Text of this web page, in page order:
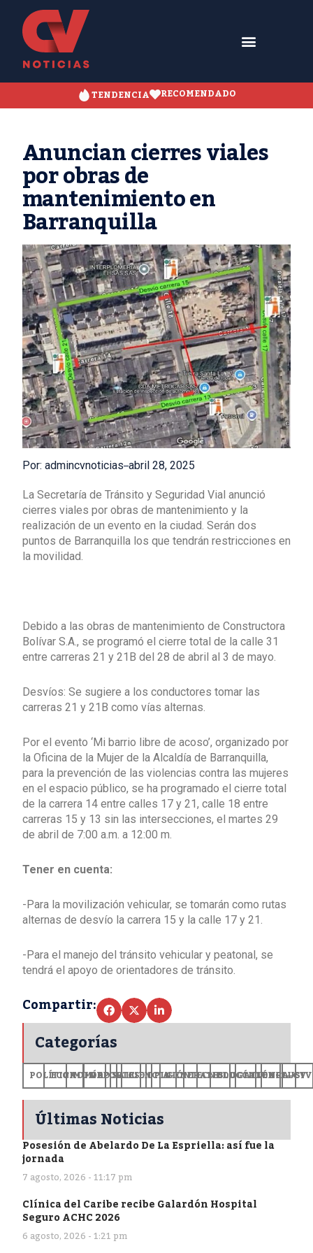
TENDENCIA RECOMENDADO
Anuncian cierres viales
por obras de
mantenimiento en
Barranquilla
Por: admincvnoticias abril 28, 2025
La Secretaría de Tránsito y Seguridad Vial anunció
cierres viales por obras de mantenimiento y la
realización de un evento en la ciudad. Serán dos
puntos de Barranquilla los que tendrán restricciones en
la movilidad.
Debido a las obras de mantenimiento de Constructora
Bolívar S.A., se programó el cierre total de la calle 31
entre carreras 21 y 21B del 28 de abril al 3 de mayo.
Desvíos: Se sugiere a los conductores tomar las
carreras 21 y 21B como vías alternas.
Por el evento ‘Mi barrio libre de acoso’, organizado por
la Oficina de la Mujer de la Alcaldía de Barranquilla,
para la prevención de las violencias contra las mujeres
en el espacio público, se ha programado el cierre total
de la carrera 14 entre calles 17 y 21, calle 18 entre
carreras 15 y 13 sin las intersecciones, el martes 29
de abril de 7:00 a.m. a 12:00 m.
Tener en cuenta:
-Para la movilización vehicular, se tomarán como rutas
alternas de desvío la carrera 15 y la calle 17 y 21.
-Para el manejo del tránsito vehicular y peatonal, se
tendrá el apoyo de orientadores de tránsito.
Compartir:
Categorías
POLÍTICA
ECONOMÍA
MUNDODEPORTES
SALUDCIENCIA
OPINIÓN
GENERALES
TECNOLOGÍA
EDUCACIÓN
CULTURA+CV
Últimas Noticias
Posesión de Abelardo De La Espriella: así fue la
jornada
7 agosto, 2026 - 11:17 pm
Clínica del Caribe recibe Galardón Hospital
Seguro ACHC 2026
6 agosto, 2026 - 1:21 pm